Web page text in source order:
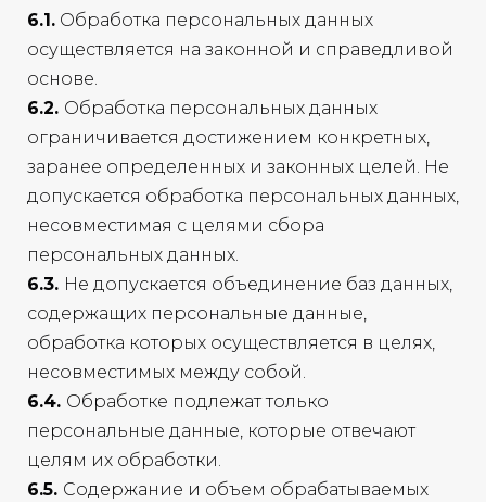
6.1. Обработка персональных данных
осуществляется на законной и справедливой
основе.
6.2. Обработка персональных данных
ограничивается достижением конкретных,
заранее определенных и законных целей. Не
допускается обработка персональных данных,
несовместимая с целями сбора
персональных данных.
6.3. Не допускается объединение баз данных,
содержащих персональные данные,
обработка которых осуществляется в целях,
несовместимых между собой.
6.4. Обработке подлежат только
персональные данные, которые отвечают
целям их обработки.
6.5. Содержание и объем обрабатываемых